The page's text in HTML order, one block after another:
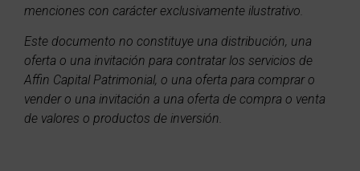
menciones con carácter exclusivamente ilustrativo.
Este documento no constituye una distribución, una
oferta o una invitación para contratar los servicios de
Affin Capital Patrimonial, o una oferta para comprar o
vender o una invitación a una oferta de compra o venta
de valores o productos de inversión.